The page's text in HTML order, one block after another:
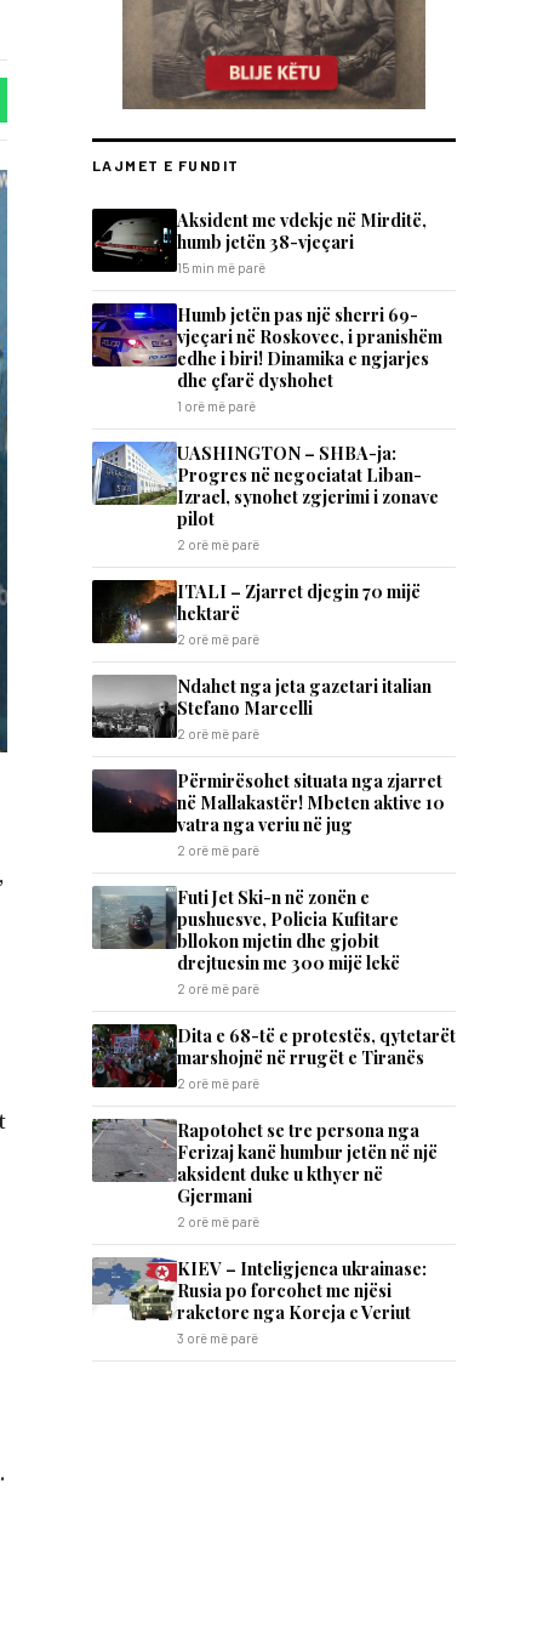
LAJMET E FUNDIT
Aksident me vdekje në Mirditë,
humb jetën 38-vjeçari
15 min më parë
Humb jetën pas një sherri 69-
vjeçari në Roskovec, i pranishëm
edhe i biri! Dinamika e ngjarjes
dhe çfarë dyshohet
1 orë më parë
UASHINGTON – SHBA-ja:
Progres në negociatat Liban-
Izrael, synohet zgjerimi i zonave
pilot
2 orë më parë
ITALI – Zjarret djegin 70 mijë
hektarë
2 orë më parë
Ndahet nga jeta gazetari italian
Stefano Marcelli
2 orë më parë
Përmirësohet situata nga zjarret
në Mallakastër! Mbeten aktive 10
vatra nga veriu në jug
2 orë më parë
Futi Jet Ski-n në zonën e
pushuesve, Policia Kufitare
bllokon mjetin dhe gjobit
drejtuesin me 300 mijë lekë
2 orë më parë
Dita e 68-të e protestës, qytetarët
marshojnë në rrugët e Tiranës
2 orë më parë
Rapotohet se tre persona nga
Ferizaj kanë humbur jetën në një
aksident duke u kthyer në
Gjermani
2 orë më parë
KIEV – Inteligjenca ukrainase:
Rusia po forcohet me njësi
raketore nga Koreja e Veriut
3 orë më parë